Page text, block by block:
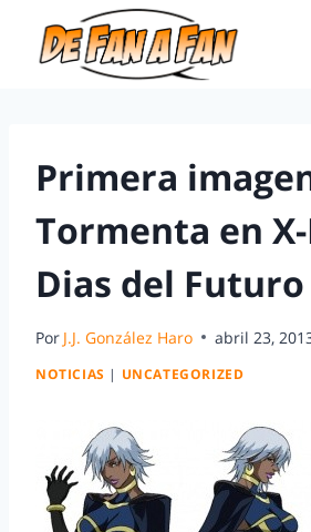
Primera
Tormenta en
Dias del Futuro
Por J.J. González Haro abril 23,
NOTICIAS | UNCATEGORIZED